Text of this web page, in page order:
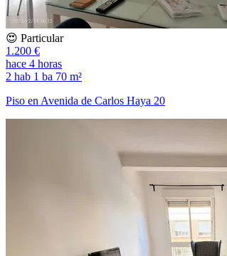
😍 Particular
1.200 €
hace 4 horas
2 hab 1 ba 70 m²
Piso en Avenida de Carlos Haya 20